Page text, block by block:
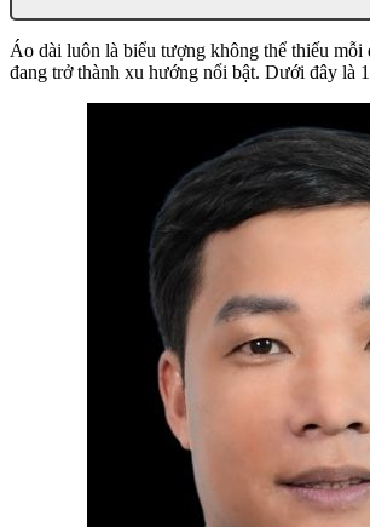
Áo dài luôn là biểu tượng không thể thiếu
đang trở thành xu hướng nổi bật. Dưới đây là